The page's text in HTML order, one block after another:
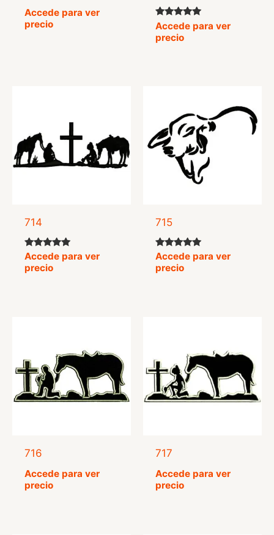
Accede para ver
precio
Valorado
con
5.00
Accede para ver
precio
714
Valorado
con
5.00
Accede para ver
precio
715
Valorado
con
5.00
Accede para ver
precio
716
Accede para ver
precio
717
Accede para ver
precio